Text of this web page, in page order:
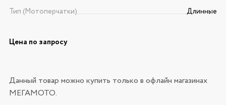
Тип (Мотоперчатки)
Длинные
Цена по запросу
Данный товар можно купить только в офлайн магазинах
МЕГАМОТО.